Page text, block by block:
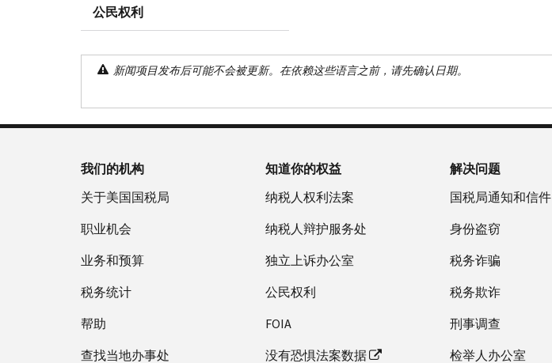
公民权利
新闻项目发布后可能不会被更新。在依赖这些语言之前，请先确认日期。
我们的机构
关于美国国税局
职业机会
业务和预算
税务统计
帮助
查找当地办事处
知道你的权益
纳税人权利法案
纳税人辩护服务处
独立上诉办公室
公民权利
FOIA
没有恐惧法案数据
解决问题
国税局通知和信件
身份盗窃
税务诈骗
税务欺诈
刑事调查
检举人办公室